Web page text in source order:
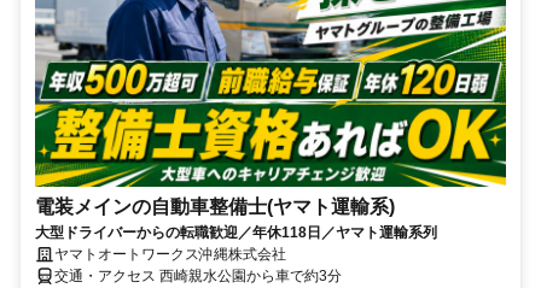
電装メインの自動車整備士(ヤマト運輸系)
大型ドライバーからの転職歓迎／年休118日／ヤマト運輸系列
ヤマトオートワークス沖縄株式会社
交通・アクセス 西崎親水公園から車で約3分